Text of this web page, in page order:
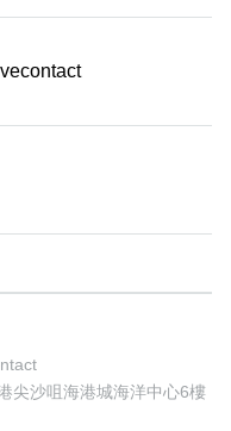
尖沙咀海港城海洋中心6樓